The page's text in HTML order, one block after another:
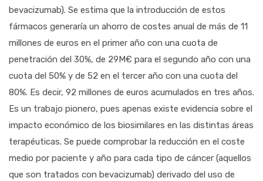
bevacizumab). Se estima que la introducción de estos
fármacos generaría un ahorro de costes anual de más de 11
millones de euros en el primer año con una cuota de
penetración del 30%, de 29M€ para el segundo año con una
cuota del 50% y de 52 en el tercer año con una cuota del
80%. Es decir, 92 millones de euros acumulados en tres años.
Es un trabajo pionero, pues apenas existe evidencia sobre el
impacto económico de los biosimilares en las distintas áreas
terapéuticas. Se puede comprobar la reducción en el coste
medio por paciente y año para cada tipo de cáncer (aquellos
que son tratados con bevacizumab) derivado del uso de